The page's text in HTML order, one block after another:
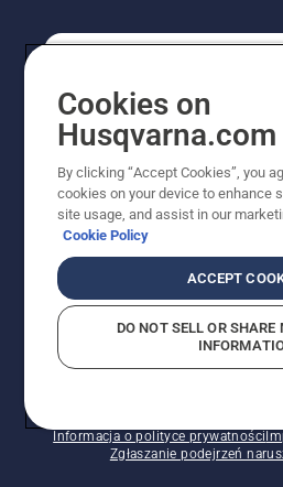
Informacja o polityce prywatności
Zgłaszanie podejrzeń
Cookies on
Husqvarna.com
By clicking “Accept Cookies”, you
cookies on your device to enhance
site usage, and assist in our
Cookie Policy
ACCEPT
DO NOT SELL OR SHARE